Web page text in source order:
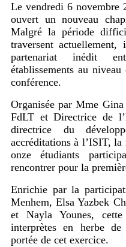
Le vendredi 6 novembre
ouvert un nouveau
Malgré la période
traversent
partenariat inédit
établissements au
conférence.
Organisée par Mme
FdLT et Directrice de
directrice du
accréditations à l’ISIT,
onze étudiants
rencontrer pour la
Enrichie par la
Menhem, Elsa Yazbek
et Nayla Younes,
interprètes en herbe
portée de cet exercice.